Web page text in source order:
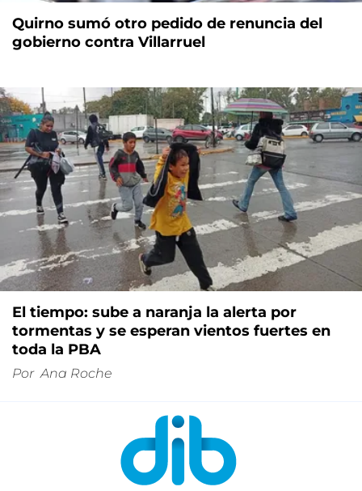
Quirno sumó otro pedido de renuncia del
gobierno contra Villarruel
El tiempo: sube a naranja la alerta por
tormentas y se esperan vientos fuertes en
toda la PBA
Por Ana Roche